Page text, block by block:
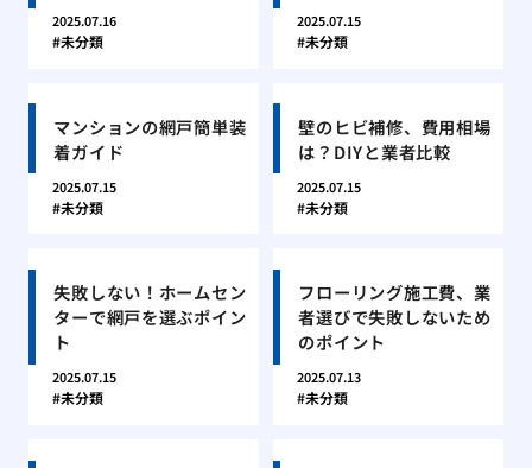
2025.07.16
未分類
2025.07.15
未分類
マンションの網戸簡単装
着ガイド
2025.07.15
未分類
壁のヒビ補修、費用相場
は？DIYと業者比較
2025.07.15
未分類
失敗しない！ホームセン
ターで網戸を選ぶポイン
ト
2025.07.15
未分類
フローリング施工費、業
者選びで失敗しないため
のポイント
2025.07.13
未分類